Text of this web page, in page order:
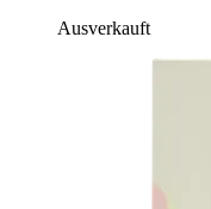
Ausverkauft